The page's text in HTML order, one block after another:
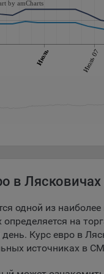
Июль Июль 07
by amCharts
в Лясковичах
одной из
определяется на
Курс евро в
источниках в